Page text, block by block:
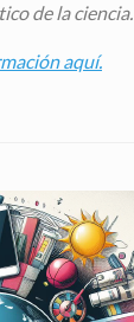
de la ciencia.
aquí.